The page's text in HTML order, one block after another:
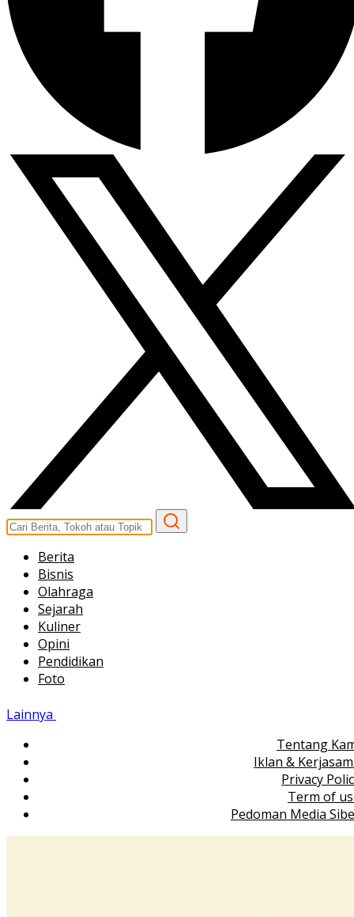
Berita
Bisnis
Olahraga
Sejarah
Kuliner
Opini
Pendidikan
Foto
Lainnya
Tentang
Iklan &
Privacy
Term of
Pedoman Media